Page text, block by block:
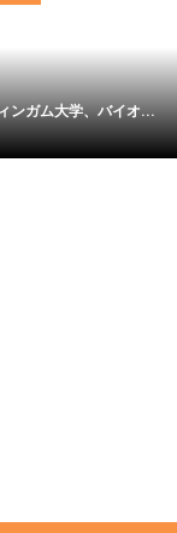
ンガム大学、バイオ...